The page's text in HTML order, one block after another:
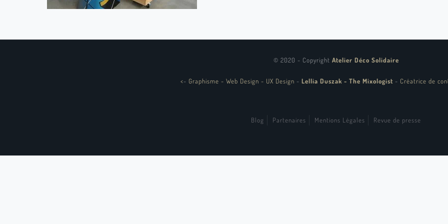
© 2020 - Copyright Atelier Déco Solidaire
<- Graphisme - Web Design - UX Design - Lellia Duszak - The Mixologist - Créatrice de
Blog Partenaires Mentions Légales Revue de presse